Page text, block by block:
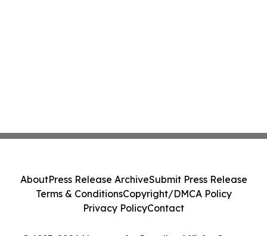
AboutPress Release ArchiveSubmit Press Release
Terms & ConditionsCopyright/DMCA Policy
Privacy PolicyContact